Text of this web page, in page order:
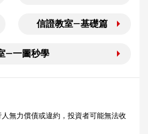
信證教室—基礎篇
—一圖秒學
無力償債或違約，投資者可能無法收